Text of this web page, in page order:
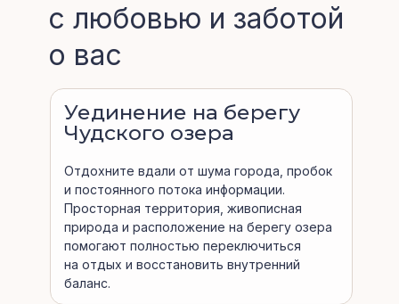
с любовью и заботой
о вас
Уединение на берегу
Чудского озера
Отдохните вдали от шума города, пробок
и постоянного потока информации.
Просторная территория, живописная
природа и расположение на берегу озера
помогают полностью переключиться
на отдых и восстановить внутренний
баланс.